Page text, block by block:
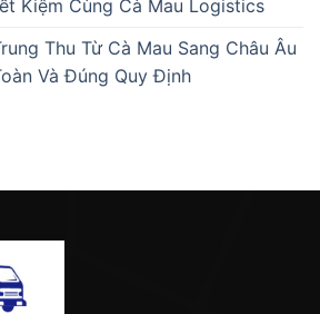
Kiệm Cùng Cà Mau Logistics
Thu Từ Cà Mau Sang Châu Âu
Và Đúng Quy Định